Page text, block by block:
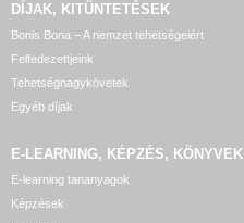
DÍJAK, KITÜNTETÉSEK
Bonis Bona – A nemzet tehetségeiért
Felfedezettjeink
Tehetségnagykövetek
Egyéb díjak
E-LEARNING, KÉPZÉS, KÖNYVEK
E-learning tananyagok
Képzések